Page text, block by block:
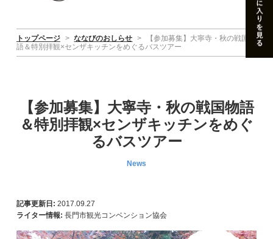
トップページ > ななびのおしらせ >
【参加募集】大寧寺・秋の戦国物
語＆特別拝観×センザキッチンをめぐるバスツアー
【参加募集】大寧寺・秋の戦国物語
＆特別拝観×センザキッチンをめぐ
るバスツアー
News
記事更新日: 2017.09.27
ライター情報: 長門市観光コンベンション協会